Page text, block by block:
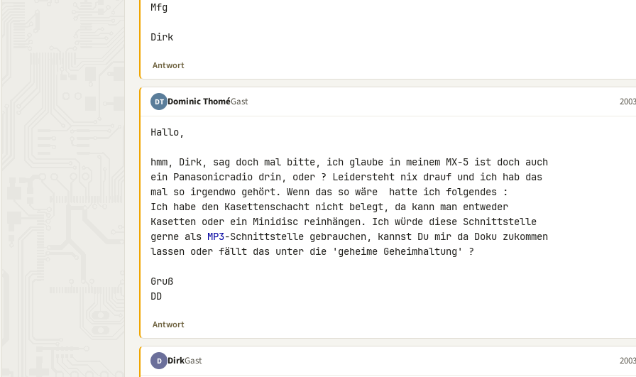
Mfg
Dirk
Antwort
DT Dominic ThoméGast
Hallo,
hmm, Dirk, sag doch mal bitte, ich glaube in meinem MX-5 ist doch auch
ein Panasonicradio drin, oder ? Leidersteht nix drauf und ich hab das
mal so irgendwo gehört. Wenn das so wäre  hatte ich folgendes :
Ich habe den Kasettenschacht nicht belegt, da kann man entweder
Kasetten oder ein Minidisc reinhängen. Ich würde diese Schnittstelle
gerne als MP3-Schnittstelle gebrauchen, kannst Du mir da Doku zukommen
lassen oder fällt das unter die 'geheime Geheimhaltung' ?
Gruß
DD
Antwort
D DirkGast